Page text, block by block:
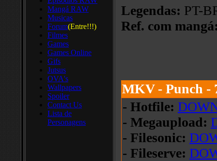
Mangá RAW
Musicas
Forum(Entre!!!)
Filmes
Games
Games Online
Gifs
Jutsus
OVA's
Wallpapers
Spoiler
Contact Us
Lista de
Personagens
Legendas: PT-
Ref. com
MKV - Punch -
- Hotfile:
- Megaupload:
- Filesonic:
- Fileserve: